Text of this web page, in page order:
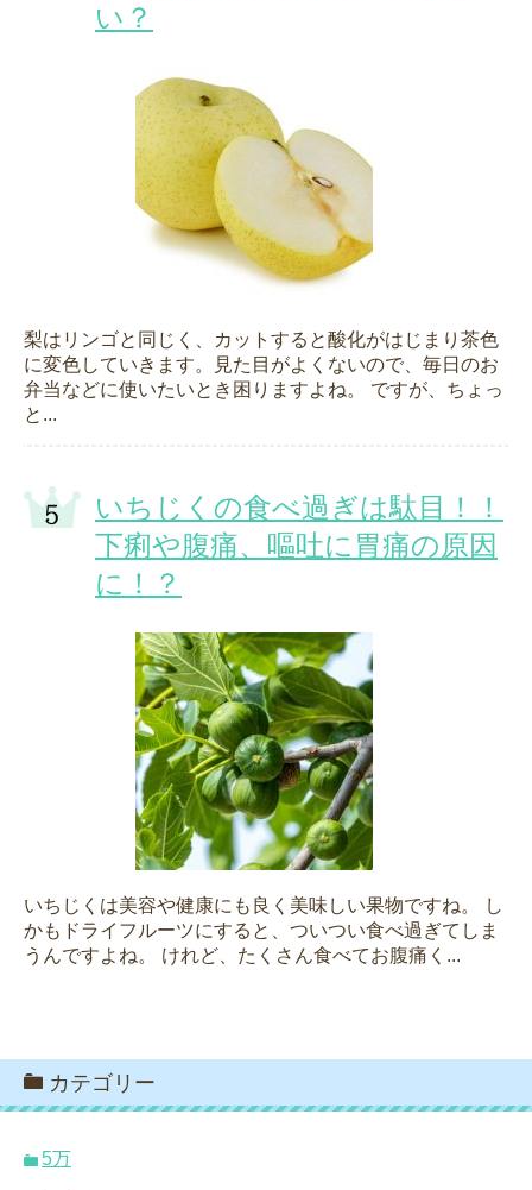
い？
梨はリンゴと同じく、カットすると酸化がはじまり茶色
に変色していきます。見た目がよくないので、毎日のお
弁当などに使いたいとき困りますよね。 ですが、ちょっ
と...
いちじくの食べ過ぎは駄目！！
下痢や腹痛、嘔吐に胃痛の原因
に！？
いちじくは美容や健康にも良く美味しい果物ですね。 し
かもドライフルーツにすると、ついつい食べ過ぎてしま
うんですよね。 けれど、たくさん食べてお腹痛く...
カテゴリー
5万